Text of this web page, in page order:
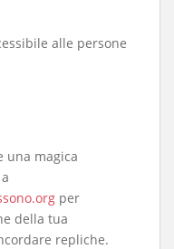
alle persone
una magica
per
della tua
repliche.